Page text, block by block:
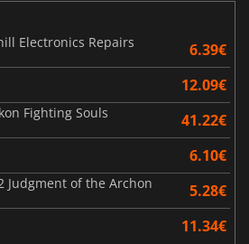
Electronics Repairs
6.39€
12.09€
Fighting Souls 41.22€
6.10€
Judgment of the Archon 5.28€
11.34€